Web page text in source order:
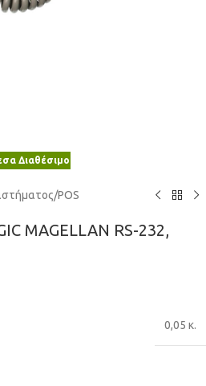
Διαθέσιμο
/POS
MAGELLAN RS-232,
0,05 κ.